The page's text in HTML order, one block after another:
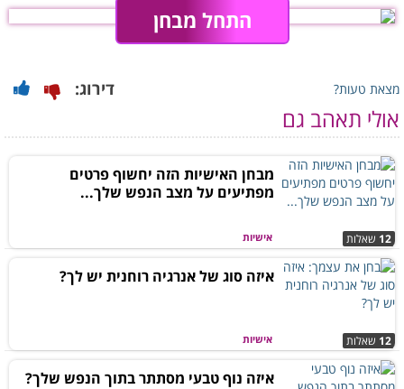
התחל מבחן
מצאת טעות? דירוג:
אולי תאהב גם
אישיות 12 שאלות
מבחן האישיות הזה יחשוף פרטים
מפתיעים על מצב הנפש שלך...
אישיות 12 שאלות
איזה סוג של אנרגיה רוחנית יש לך?
איזה נוף טבעי מסתתר בתוך הנפש שלך?